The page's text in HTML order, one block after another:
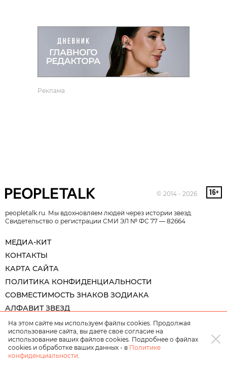
Реклама
© 2014 - 2026
peopletalk.ru. Мы вдохновляем людей через истории звезд.
Свидетельство о регистрации СМИ ЭЛ № ФС 77 — 82664
МЕДИА-КИТ
КОНТАКТЫ
КАРТА САЙТА
ПОЛИТИКА КОНФИДЕНЦИАЛЬНОСТИ
СОВМЕСТИМОСТЬ ЗНАКОВ ЗОДИАКА
АЛФАВИТ ЗВЕЗД
На этом сайте мы используем файлы cookies. Продолжая
использование сайта, вы даете свое согласие на
использование ваших файлов cookies. Подробнее о файлах
cookies и обработке ваших данных - в Политике
конфиденциальности.